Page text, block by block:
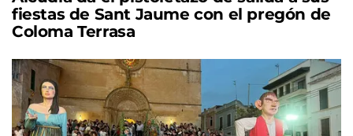
fiestas de Sant Jaume con el pregón de
Coloma Terrasa